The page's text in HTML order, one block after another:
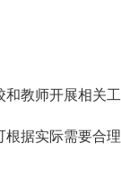
教师开展相关
据实际需要合